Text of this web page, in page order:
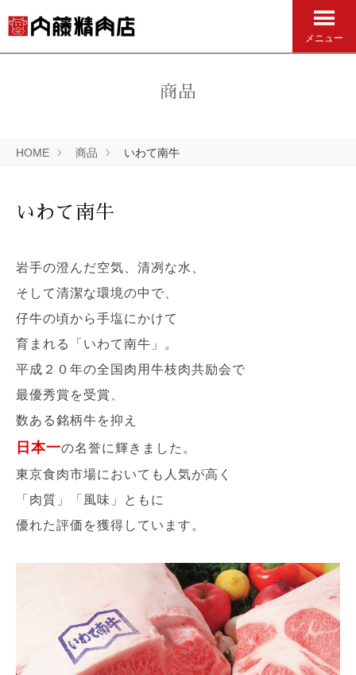
メニュー
商品
HOME 商品 いわて南牛
いわて南牛
岩手の澄んだ空気、清冽な水、
そして清潔な環境の中で、
仔牛の頃から手塩にかけて
育まれる「いわて南牛」。
平成２０年の全国肉用牛枝肉共励会で
最優秀賞を受賞、
数ある銘柄牛を抑え
日本一の名誉に輝きました。
東京食肉市場においても人気が高く
「肉質」「風味」ともに
優れた評価を獲得しています。